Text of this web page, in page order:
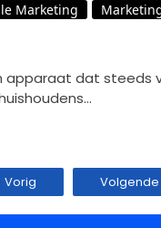
Marketing
apparaat dat steeds
Vorig Volgende